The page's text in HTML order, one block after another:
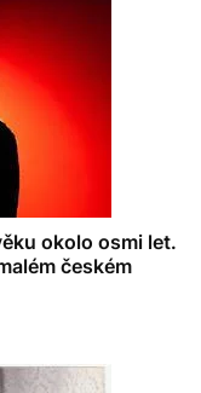
okolo osmi let.
českém